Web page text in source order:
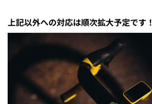
上記以外への対応は順次拡大予定です！